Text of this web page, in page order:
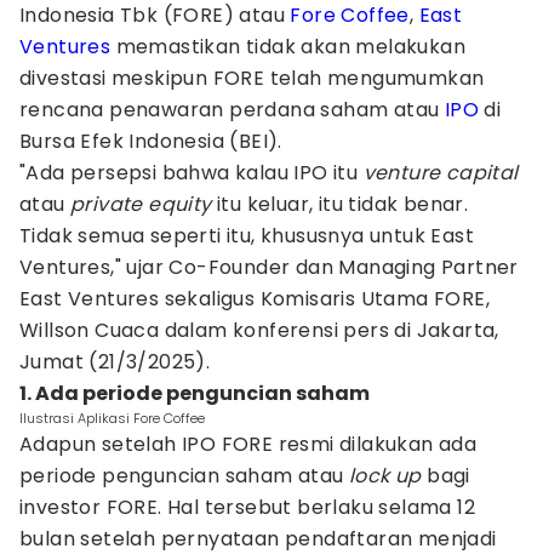
Indonesia Tbk (FORE) atau Fore Coffee, East
Ventures memastikan tidak akan melakukan
divestasi meskipun FORE telah mengumumkan
rencana penawaran perdana saham atau IPOdi
Bursa Efek Indonesia (BEI).
"Ada persepsi bahwa kalau IPO itu venture capital
atau private equityitu keluar, itu tidak benar.
Tidak semua seperti itu, khususnya untuk East
Ventures," ujar Co-Founder dan Managing Partner
East Ventures sekaligus Komisaris Utama FORE,
Willson Cuaca dalam konferensi pers di Jakarta,
Jumat (21/3/2025).
1. Ada periode penguncian saham
Ilustrasi Aplikasi Fore Coffee
Adapun setelah IPO FORE resmi dilakukan ada
periode penguncian saham atau lock upbagi
investor FORE. Hal tersebut berlaku selama 12
bulan setelah pernyataan pendaftaran menjadi